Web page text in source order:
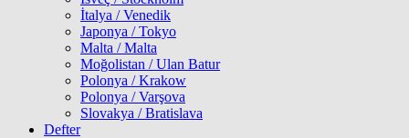
İtalya / Venedik
Japonya / Tokyo
Malta / Malta
Moğolistan / Ulan Batur
Polonya / Krakow
Polonya / Varşova
Slovakya / Bratislava
Defter